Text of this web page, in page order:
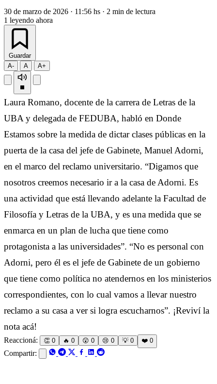
30 de marzo de 2026 · 11:56 hs · 2 min de lectura
1 leyendo ahora
Guardar
A-
A A+
Laura Romano, docente de la carrera de Letras de la
UBA y delegada de FEDUBA, habló en Donde
Estamos sobre la medida de dictar clases públicas en la
puerta de la casa del jefe de Gabinete, Manuel Adorni,
en el marco del reclamo universitario. “Digamos que
nosotros creemos necesario ir a la casa de Adorni. Es
una actividad que está llevando adelante la Facultad de
Filosofía y Letras de la UBA, y es una medida que se
enmarca en un plan de lucha que tiene como
protagonista a las universidades”. “No es personal con
Adorni, pero él es el jefe de Gabinete de un gobierno
que tiene como política no atendernos en los ministerios
correspondientes, con lo cual vamos a llevar nuestro
reclamo a su casa a ver si logra escucharnos”. ¡Reviví la
nota acá!
Reaccioná: 👏 0 🔥 0 😲 0 😢 0 💡 0 ❤️ 0
Compartir: